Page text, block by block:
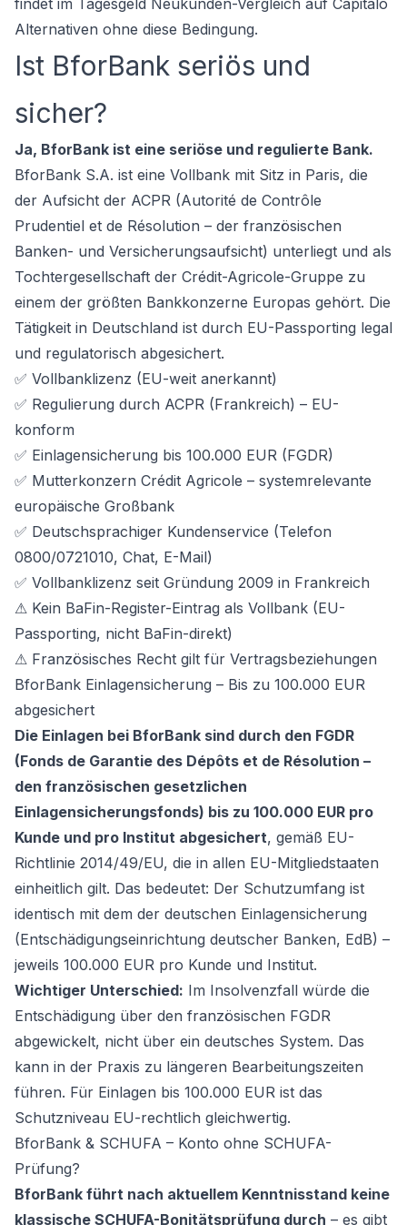
findet im Tagesgeld Neukunden-Vergleich auf Capitalo
Alternativen ohne diese Bedingung.
Ist BforBank seriös und
sicher?
Ja, BforBank ist eine seriöse und regulierte Bank.
BforBank S.A. ist eine Vollbank mit Sitz in Paris, die
der Aufsicht der ACPR (Autorité de Contrôle
Prudentiel et de Résolution – der französischen
Banken- und Versicherungsaufsicht) unterliegt und als
Tochtergesellschaft der Crédit-Agricole-Gruppe zu
einem der größten Bankkonzerne Europas gehört. Die
Tätigkeit in Deutschland ist durch EU-Passporting legal
und regulatorisch abgesichert.
✅ Vollbanklizenz (EU-weit anerkannt)
✅ Regulierung durch ACPR (Frankreich) – EU-
konform
✅ Einlagensicherung bis 100.000 EUR (FGDR)
✅ Mutterkonzern Crédit Agricole – systemrelevante
europäische Großbank
✅ Deutschsprachiger Kundenservice (Telefon
0800/0721010, Chat, E-Mail)
✅ Vollbanklizenz seit Gründung 2009 in Frankreich
⚠ Kein BaFin-Register-Eintrag als Vollbank (EU-
Passporting, nicht BaFin-direkt)
⚠ Französisches Recht gilt für Vertragsbeziehungen
BforBank Einlagensicherung – Bis zu 100.000 EUR
abgesichert
Die Einlagen bei BforBank sind durch den FGDR
(Fonds de Garantie des Dépôts et de Résolution –
den französischen gesetzlichen
Einlagensicherungsfonds) bis zu 100.000 EUR pro
Kunde und pro Institut abgesichert, gemäß EU-
Richtlinie 2014/49/EU, die in allen EU-Mitgliedstaaten
einheitlich gilt. Das bedeutet: Der Schutzumfang ist
identisch mit dem der deutschen Einlagensicherung
(Entschädigungseinrichtung deutscher Banken, EdB) –
jeweils 100.000 EUR pro Kunde und Institut.
Wichtiger Unterschied: Im Insolvenzfall würde die
Entschädigung über den französischen FGDR
abgewickelt, nicht über ein deutsches System. Das
kann in der Praxis zu längeren Bearbeitungszeiten
führen. Für Einlagen bis 100.000 EUR ist das
Schutzniveau EU-rechtlich gleichwertig.
BforBank & SCHUFA – Konto ohne SCHUFA-
Prüfung?
BforBank führt nach aktuellem Kenntnisstand keine
klassische SCHUFA-Bonitätsprüfung durch – es gibt